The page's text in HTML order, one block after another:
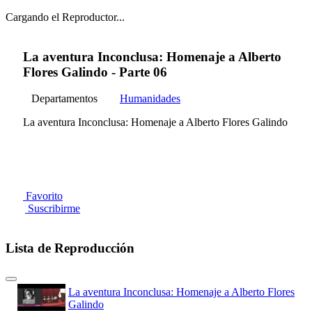
Cargando el Reproductor...
La aventura Inconclusa: Homenaje a Alberto
Flores Galindo - Parte 06
Departamentos
Humanidades
La aventura Inconclusa: Homenaje a Alberto Flores Galindo
Favorito
Suscribirme
Lista de Reproducción
La aventura Inconclusa: Homenaje a Alberto Flores
Galindo